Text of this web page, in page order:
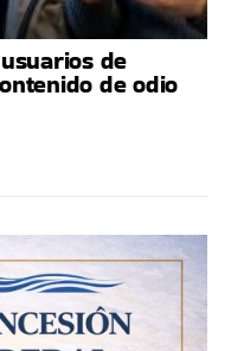
de
de odio